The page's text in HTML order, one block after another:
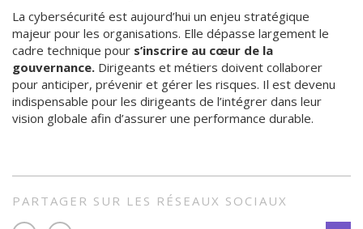
La cybersécurité est aujourd’hui un enjeu stratégique
majeur pour les organisations. Elle dépasse largement le
cadre technique pour s’inscrire au cœur de la
gouvernance. Dirigeants et métiers doivent collaborer
pour anticiper, prévenir et gérer les risques. Il est devenu
indispensable pour les dirigeants de l’intégrer dans leur
vision globale afin d’assurer une performance durable.
PARTAGER SUR LES RÉSEAUX SOCIAUX